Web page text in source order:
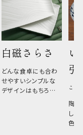
白磁さらさ
どんな食卓にも合わ
せやすいシンプルな
デザインはもちろん、
い
こひ
陶器
しい
色の